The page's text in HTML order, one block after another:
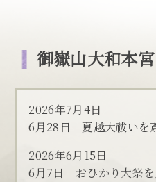
御嶽山大和本
2026年7月4日
6月28日 夏越大祓いを
2026年6月15日
6月7日 おひかり大祭を